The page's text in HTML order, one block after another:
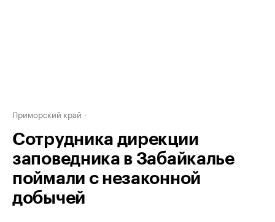
Приморский край
Сотрудника дирекции
заповедника в Забайкалье
поймали с незаконной
добычей